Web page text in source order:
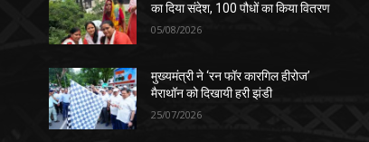
का दिया संदेश, 100 पौधों का किया वितरण
05/08/2026
मुख्यमंत्री ने ‘रन फॉर कारगिल हीरोज’
मैराथॉन को दिखायी हरी झंडी
25/07/2026